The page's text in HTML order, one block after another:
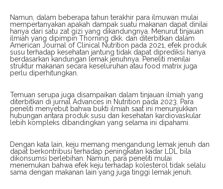
Namun, dalam beberapa tahun terakhir para ilmuwan mulai
mempertanyakan apakah dampak suatu makanan dapat dinilai
hanya dari satu zat gizi yang dikandungnya. Menurut tinjauan
ilmiah yang dipimpin Thorning dkk. dan diterbitkan dalam
American Journal of Clinical Nutrition pada 2021, efek produk
susu terhadap kesehatan jantung tidak dapat diprediksi hanya
berdasarkan kandungan lemak jenuhnya. Peneliti menilai
struktur makanan secara keseluruhan atau food matrix juga
perlu diperhitungkan.
Temuan serupa juga disampaikan dalam tinjauan ilmiah yang
diterbitkan di jurnal Advances in Nutrition pada 2023. Para
peneliti menyebut bahwa bukti ilmiah saat ini menunjukkan
hubungan antara produk susu dan kesehatan kardiovaskular
lebih kompleks dibandingkan yang selama ini dipahami.
Dengan kata lain, keju memang mengandung lemak jenuh dan
dapat berkontribusi terhadap peningkatan kadar LDL bila
dikonsumsi berlebihan. Namun, para peneliti mulai
menemukan bahwa efek keju terhadap kolesterol tidak selalu
sama dengan makanan lain yang juga tinggi lemak jenuh.